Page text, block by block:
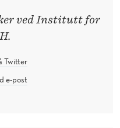
ved Institutt for
Twitter
e-post